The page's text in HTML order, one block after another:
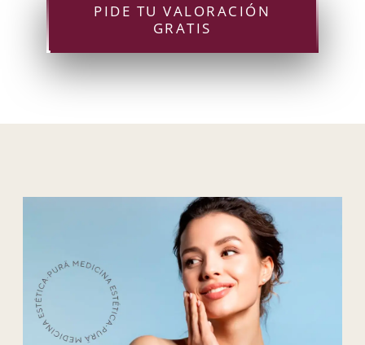
PIDE TU VALORACIÓN
GRATIS